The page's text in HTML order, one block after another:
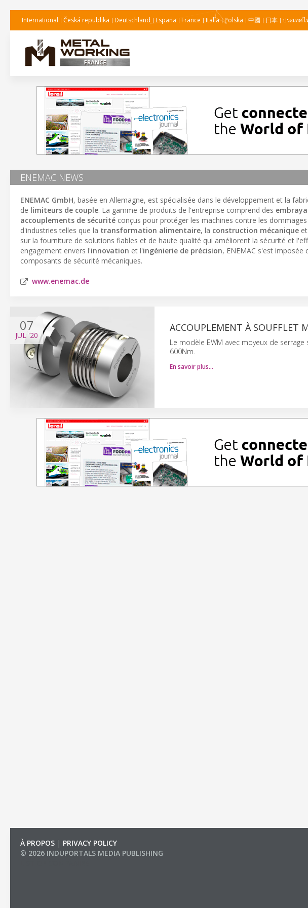
International Česká republika Deutschland España France Italia Polska 中國 日本 ประเทศไ
ENEMAC NEWS
ENEMAC GmbH, basée en Allemagne, est spécialisée dans le développement et la
de limiteurs de couple. La gamme de produits de l'entreprise comprend des
accouplements de sécurité conçus pour protéger les machines contre les
d'industries telles que la transformation alimentaire, la construction mécanique
sur la fourniture de solutions fiables et de haute qualité qui améliorent la sécurité et
engagement envers l'innovation et l'ingénierie de précision, ENEMAC s'est
composants de sécurité mécaniques.
www.enemac.de
07
JUL '20
ACCOUPLEMENT À SOUFFLET
Le modèle EWM avec moyeux de
600Nm.
En savoir plus…
À PROPOS | PRIVACY POLICY
© 2026 INDUPORTALS MEDIA PUBLISHING